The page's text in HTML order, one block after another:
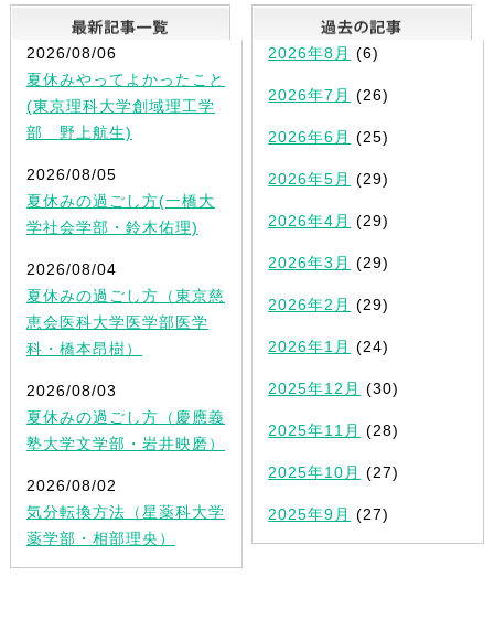
最新記事一覧
2026/08/06
夏休みやってよかったこと
(東京理科大学創域理工学
部 野上航生)
2026/08/05
夏休みの過ごし方(一橋大
学社会学部・鈴木佑理)
2026/08/04
夏休みの過ごし方（東京慈
恵会医科大学医学部医学
科・橋本昂樹）
2026/08/03
夏休みの過ごし方（慶應義
塾大学文学部・岩井映磨）
2026/08/02
気分転換方法（星薬科大学
薬学部・相部理央）
2026年8月 (6)
2026年7月 (26)
2026年6月 (25)
2026年5月 (29)
2026年4月 (29)
2026年3月 (29)
2026年2月 (29)
2026年1月 (24)
2025年12月 (30)
2025年11月 (28)
2025年10月 (27)
2025年9月 (27)